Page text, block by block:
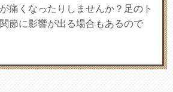
痛くなったりしませんか？足のト
節に影響が出る場合もあるので